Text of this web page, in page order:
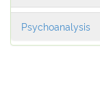
Psychoanalysis